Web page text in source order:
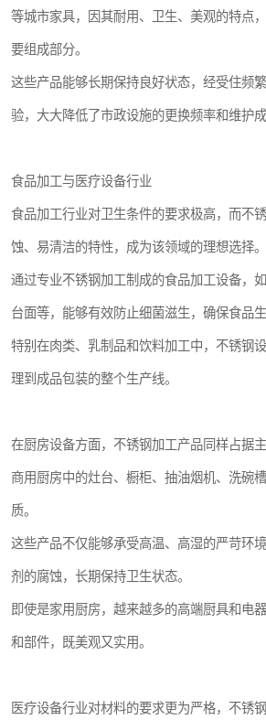
等城市家具，因其耐用、卫生、美观的特点
要组成部分。
这些产品能够长期保持良好状态，经受住频
验，大大降低了市政设施的更换频率和维护成
食品加工与医疗设备行业
食品加工行业对卫生条件的要求极高，而不
蚀、易清洁的特性，成为该领域的理想选择。
通过专业不锈钢加工制成的食品加工设备，
台面等，能够有效防止细菌滋生，确保食品
特别在肉类、乳制品和饮料加工中，不锈钢
理到成品包装的整个生产线。
在厨房设备方面，不锈钢加工产品同样占据主
商用厨房中的灶台、橱柜、抽油烟机、洗碗
质。
这些产品不仅能够承受高温、高湿的严苛环
剂的腐蚀，长期保持卫生状态。
即使是家用厨房，越来越多的高端厨具和电
和部件，既美观又实用。
医疗设备行业对材料的要求更为严格，不锈